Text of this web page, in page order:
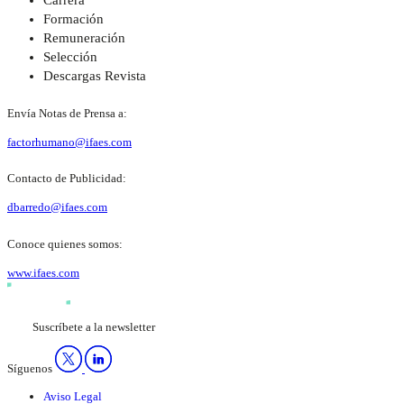
Formación
Remuneración
Selección
Descargas Revista
Envía Notas de Prensa a:
factorhumano@ifaes.com
Contacto de Publicidad:
dbarredo@ifaes.com
Conoce quienes somos:
www.ifaes.com
Suscríbete a la newsletter
Síguenos
Aviso Legal